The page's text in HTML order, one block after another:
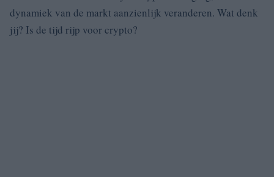
dynamiek van de markt aanzienlijk veranderen. Wat denk
jij? Is de tijd rijp voor crypto?